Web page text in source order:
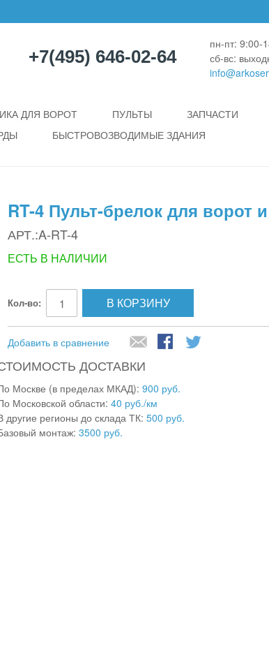
+7(495) 646-02-64
пн-пт: 9:00-
сб-вс:
ДЛЯ ВОРОТ ПУЛЬТЫ ЗАПЧАСТИ
БЫСТРОВОЗВОДИМЫЕ ЗДАНИЯ
RT-4 Пульт-брелок для ворот
АРТ.:A-RT-4
ЕСТЬ В НАЛИЧИИ
Кол-во: В КОРЗИНУ
Добавить в сравнение
ДОСТАВКИ
Москве (в пределах МКАД): 900 руб.
Московской области: 40 руб./км
другие регионы до склада ТК: 500 руб.
монтаж: 3500 руб.